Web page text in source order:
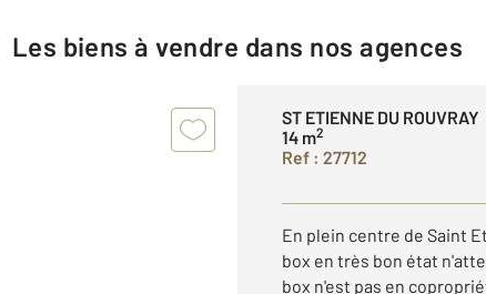
Les biens à vendre dans nos agences
ST ETIENNE DU ROUVRAY
14 m2
Ref : 27712
En plein centre de Saint
box en très bon état
box n'est pas en